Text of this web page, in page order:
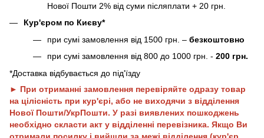
Нової Пошти 2% від суми післяплати + 20 грн.
Кур'єром по Києву*
при сумі замовлення від 1500 грн. – безкоштовно
при сумі замовлення від 800 до 1000 грн. - 200 грн.
*Доставка відбувається до під'їзду
► При отриманні замовлення перевіряйте одразу товар
на цілісність при кур'єрі, або не виходячи з відділення
Нової Пошти/УкрПошти. У разі виявлених пошкоджень
необхідно скласти акт у відділенні перевізника. Якщо Ви
отримали посилку і вийшли за межі відділення (кур'єр